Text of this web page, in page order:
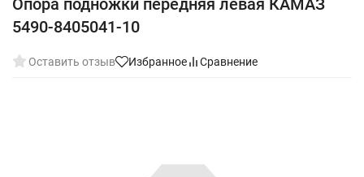
Опора подножки передняя левая КАМАЗ
5490-8405041-10
Оставить отзыв Избранное Сравнение